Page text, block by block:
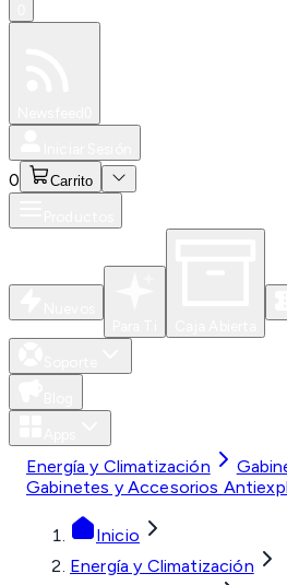
0 Carrito
Energía y Climatización
Gabinetes y Accesorios
Inicio
Energía y Climatización